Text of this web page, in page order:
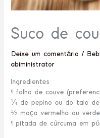
Suco de
Deixe um comentário /
abiministrator
Ingredientes
1 folha de couve
¼ de pepino ou do talo de
½ maça vermelha ou verde
1 pitada de cúrcuma em